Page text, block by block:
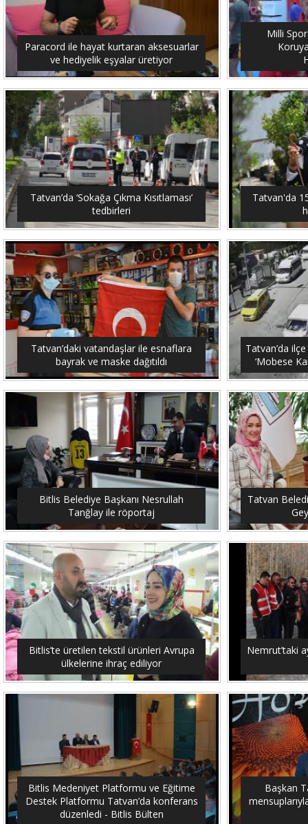
Paracord ile hayat kurtaran aksesuarlar
ve hediyelik eşyalar üretiyor
Milli
Tatvan’da ‘Sokağa Çıkma Kısıtlaması’
tedbirleri
Tatvan'da
Tatvan’daki vatandaşlar ile esnaflara
bayrak ve maske dağıtıldı
Tatvan’da
‘Mobese
Bitlis Belediye Başkanı Nesrullah
Tanğlay ile röportaj
Tatvan
Bitlis’te üretilen tekstil ürünleri Avrupa
ülkelerine ihraç ediliyor
Nemrut’taki
Bitlis Medeniyet Platformu ve Eğitime
Destek Platformu Tatvan’da konferans
düzenledi - Bitlis Bülten
Başkan